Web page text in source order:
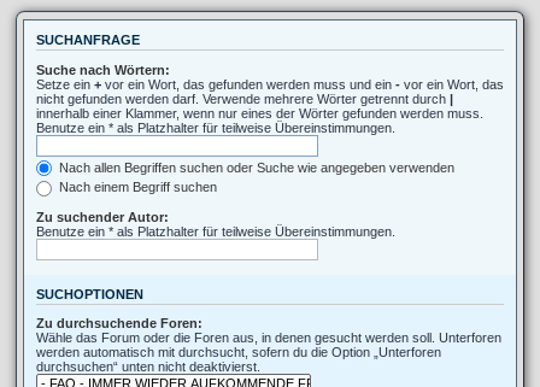
SUCHANFRAGE
Suche nach Wörtern:
Setze ein + vor ein Wort, das gefunden werden muss und ein - vor ein Wort, das
nicht gefunden werden darf. Verwende mehrere Wörter getrennt durch |
innerhalb einer Klammer, wenn nur eines der Wörter gefunden werden muss.
Benutze ein * als Platzhalter für teilweise Übereinstimmungen.
Nach allen Begriffen suchen oder Suche wie angegeben verwenden
Nach einem Begriff suchen
Zu suchender Autor:
Benutze ein * als Platzhalter für teilweise Übereinstimmungen.
SUCHOPTIONEN
Zu durchsuchende Foren:
Wähle das Forum oder die Foren aus, in denen gesucht werden soll. Unterforen
werden automatisch mit durchsucht, sofern du die Option „Unterforen
durchsuchen“ unten nicht deaktivierst.